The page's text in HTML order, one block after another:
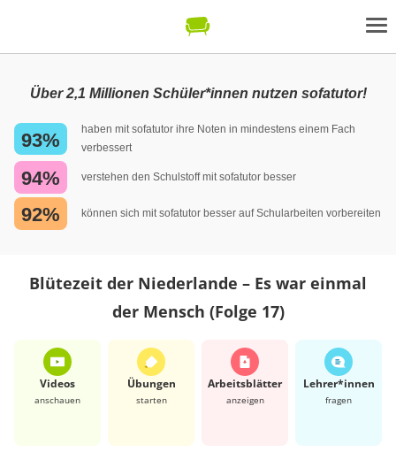
Über 2,1 Millionen Schüler*innen nutzen sofatutor!
93%
haben mit sofatutor ihre Noten in mindestens einem Fach
verbessert
94% verstehen den Schulstoff mit sofatutor besser
92% können sich mit sofatutor besser auf Schularbeiten vorbereiten
Blütezeit der Niederlande – Es war einmal
der Mensch (Folge 17)
Videos
anschauen
Übungen
starten
Arbeits­blätter
anzeigen
Lehrer*​innen
fragen